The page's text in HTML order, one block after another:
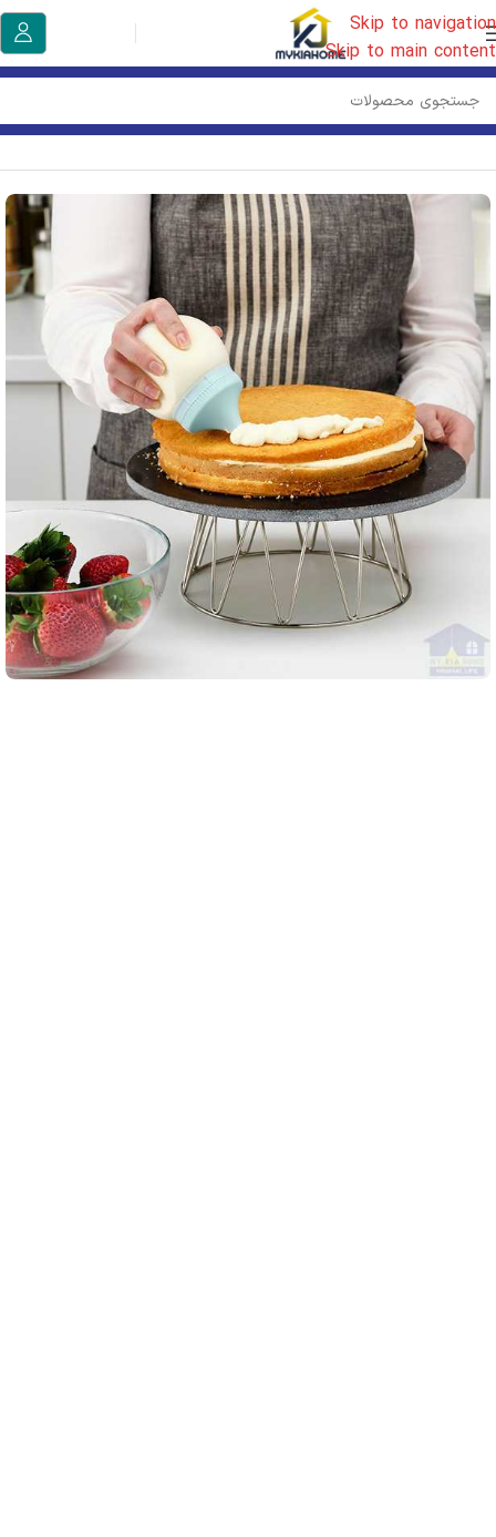
Skip to navigation
Skip to main content
خانه/آشپزخانه ایکیا/ظروف قنادی ایکیا/لوازم قنادی